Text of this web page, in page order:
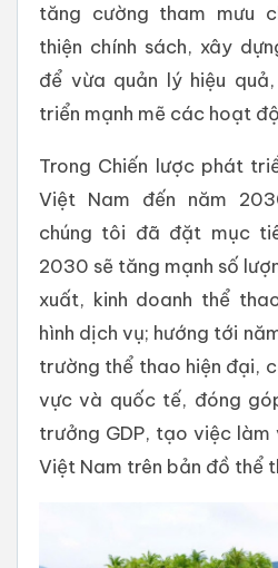
tăng cường tham mưu
thiện chính sách, xây
để vừa quản lý hiệu
triển mạnh mẽ các hoạt
Trong Chiến lược phát
Việt Nam đến năm
chúng tôi đã đặt mục
2030 sẽ tăng mạnh số
xuất, kinh doanh thể
hình dịch vụ; hướng tới
trường thể thao hiện đại,
vực và quốc tế, đóng
trưởng GDP, tạo việc
Việt Nam trên bản đồ thể